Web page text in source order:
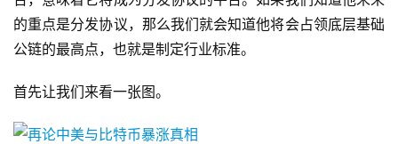
的重点是分发协议，那么我们就会知道他将会占领底层基础
公链的最高点，也就是制定行业标准。
首先让我们来看一张图。